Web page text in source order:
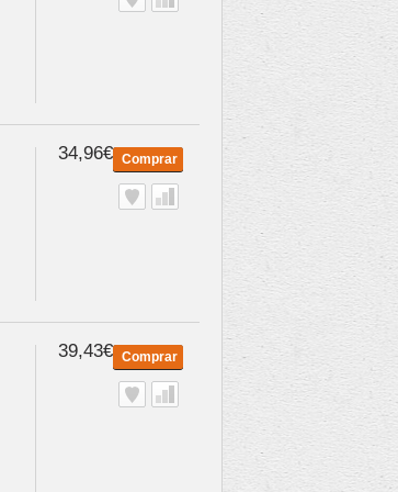
34,96€ Comprar
39,43€ Comprar